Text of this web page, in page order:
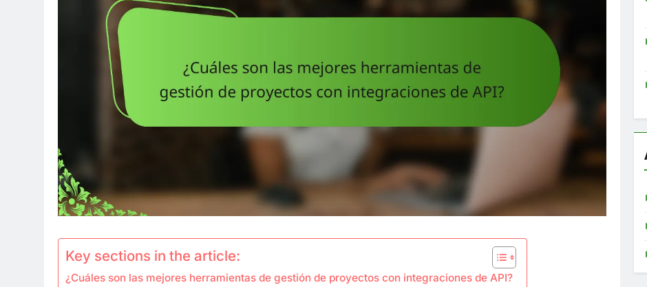
Key sections in the article:
¿Cuáles son las mejores herramientas de gestión de proyectos con integraciones de API?